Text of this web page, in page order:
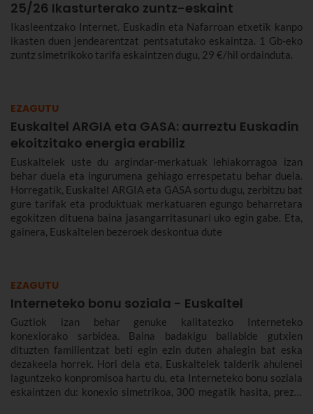
25/26 Ikasturterako zuntz-eskaint
Ikasleentzako Internet. Euskadin eta Nafarroan etxetik kanpo
ikasten duen jendearentzat pentsatutako eskaintza. 1 Gb-eko
zuntz simetrikoko tarifa eskaintzen dugu, 29 €/hil ordainduta.
EZAGUTU
Euskaltel ARGIA eta GASA: aurreztu Euskadin
ekoitzitako energia erabiliz
Euskaltelek uste du argindar-merkatuak lehiakorragoa izan
behar duela eta ingurumena gehiago errespetatu behar duela.
Horregatik, Euskaltel ARGIA eta GASA sortu dugu, zerbitzu bat
gure tarifak eta produktuak merkatuaren egungo beharretara
egokitzen dituena baina jasangarritasunari uko egin gabe. Eta,
gainera, Euskaltelen bezeroek deskontua dute
EZAGUTU
Interneteko bonu soziala - Euskaltel
Guztiok izan behar genuke kalitatezko Interneteko
konexiorako sarbidea. Baina badakigu baliabide gutxien
dituzten familientzat beti egin ezin duten ahalegin bat eska
dezakeela horrek. Hori dela eta, Euskaltelek talderik ahulenei
laguntzeko konpromisoa hartu du, eta Interneteko bonu soziala
eskaintzen du: konexio simetrikoa, 300 megatik hasita, prezio